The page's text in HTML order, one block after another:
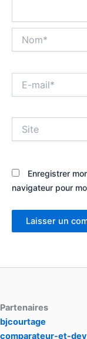
mail*
Enregistrer
navigateur pour
Partenaires
bjcourtage
comparateur-et-